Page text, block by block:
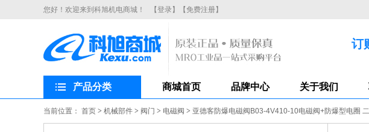
您好！欢迎来到科旭机电商城！ 【登录】 【免费注册】
订购热
产品分类 商城首页 品牌中心 关于我们
当前位置： 首页 > 机械部件 > 阀门 > 电磁阀 > 亚德客防爆电磁阀B03-4V410-10电磁阀+防爆型电圈